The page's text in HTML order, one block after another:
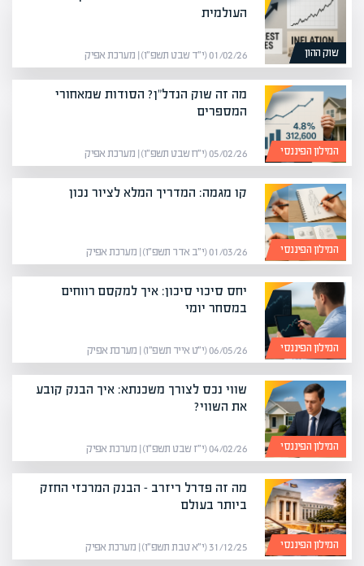
שוק ההון
העולמית
01/02/26 (י״ד שבט תשפ״ו) | מערכת אפיק
המילון הפיננסי
מה זה שוק הנדל"ן? הסודות שמאחורי
המספרים
05/02/26 (י״ח שבט תשפ״ו) | מערכת אפיק
המילון הפיננסי
קו מגמה: המדריך המלא לציור נכון
01/03/26 (י״ב אדר תשפ״ו) | מערכת אפיק
המילון הפיננסי
יחס סיכוי סיכון: איך למקסם רווחים
במסחר יומי
06/05/26 (י״ט אייר תשפ״ו) | מערכת אפיק
המילון הפיננסי
שווי נכס לצורך משכנתא: איך הבנק קובע
את השווי?
04/02/26 (י״ז שבט תשפ״ו) | מערכת אפיק
המילון הפיננסי
מה זה פדרל ריזרב – הבנק המרכזי החזק
ביותר בעולם
31/12/25 (י״א טבת תשפ״ו) | מערכת אפיק